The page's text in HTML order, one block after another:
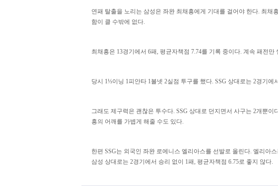
연패 탈출을 노리는 삼성은 좌완 최채흥에게 기대를 걸어야 한다. 최
함이 클 수밖에 없다.
최채흥은 13경기에서 6패, 평균자책점 7.74를 기록 중이다. 계속 패전
당시 1⅓이닝 1피안타 1볼넷 2실점 투구를 했다. SSG 상대로는 2경기
그래도 제구력은 괜찮은 투수다. SSG 상대로 던지면서 사구는 2개뿐
흥의 어깨를 가볍게 해줄 수도 있다.
한편 SSG는 외국인 좌완 로에니스 엘리아스를 선발로 올린다. 엘리아
삼성 상대로는 2경기에서 승리 없이 1패, 평균자책점 6.75로 좋지 않다.